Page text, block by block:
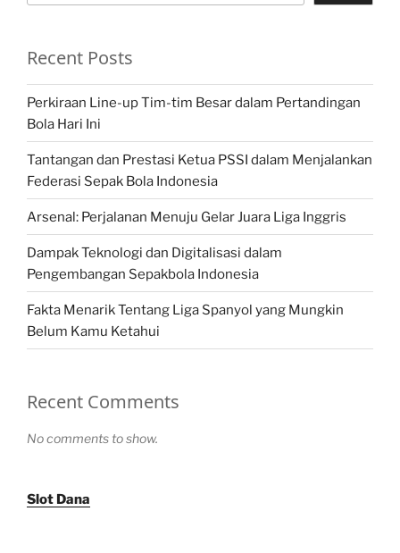
Recent Posts
Perkiraan Line-up Tim-tim Besar dalam Pertandingan
Bola Hari Ini
Tantangan dan Prestasi Ketua PSSI dalam Menjalankan
Federasi Sepak Bola Indonesia
Arsenal: Perjalanan Menuju Gelar Juara Liga Inggris
Dampak Teknologi dan Digitalisasi dalam
Pengembangan Sepakbola Indonesia
Fakta Menarik Tentang Liga Spanyol yang Mungkin
Belum Kamu Ketahui
Recent Comments
No comments to show.
Slot Dana